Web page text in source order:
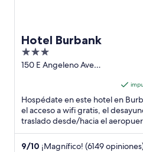
Hotel Burbank
3
out
150 E Angeleno Ave
Hospédate en este hotel en
el acceso a wifi gratis, el
traslado desde/hacia el
Nuestros huéspedes ...
9/10 ¡Magnífico! (6149